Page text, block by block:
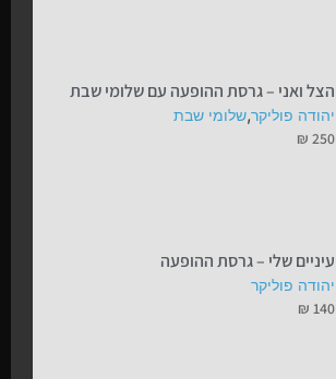
הצל ואני – גרסת ההופעה עם שלומי שבת
יהודה פוליקר,שלומי שבת
₪ 250
עיניים שלי – גרסת ההופעה
יהודה פוליקר
₪ 140